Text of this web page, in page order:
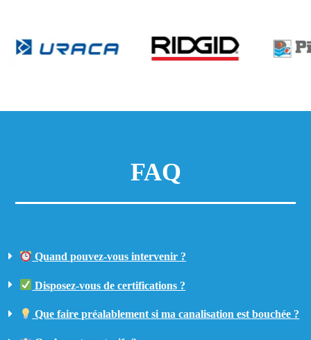
FAQ
Quand pouvez-vous intervenir ?
Disposez-vous de certifications ?
Que faire préalablement si ma canalisation est bouchée ?